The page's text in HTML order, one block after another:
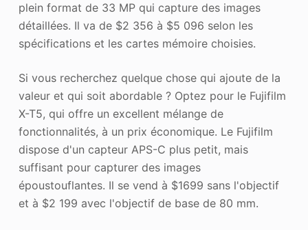
plein format de 33 MP qui capture des images
détaillées. Il va de $2 356 à $5 096 selon les
spécifications et les cartes mémoire choisies.
Si vous recherchez quelque chose qui ajoute de la
valeur et qui soit abordable ? Optez pour le Fujifilm
X-T5, qui offre un excellent mélange de
fonctionnalités, à un prix économique. Le Fujifilm
dispose d'un capteur APS-C plus petit, mais
suffisant pour capturer des images
époustouflantes. Il se vend à $1699 sans l'objectif
et à $2 199 avec l'objectif de base de 80 mm.